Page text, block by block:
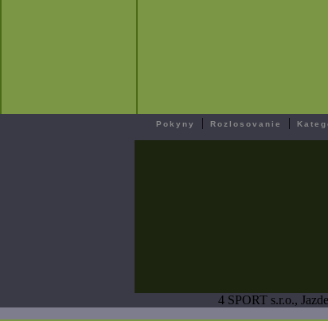
Pokyny | Rozlosovanie |
4 SPORT s.r.o.,